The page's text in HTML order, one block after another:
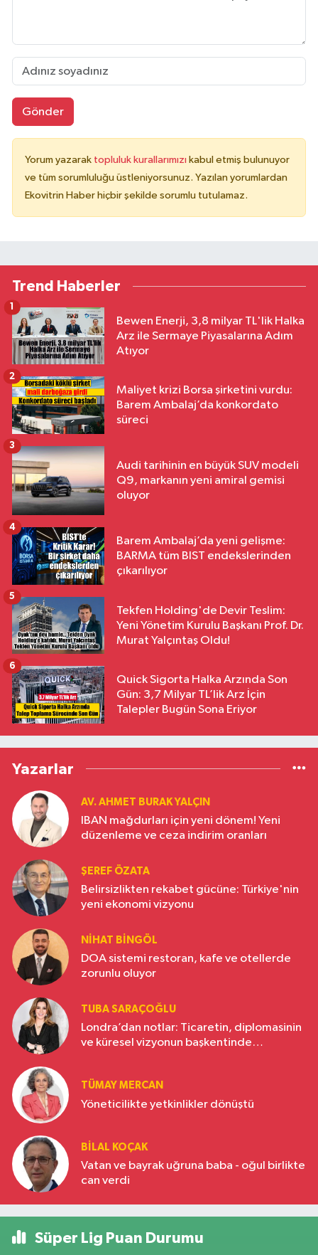
Gönder
Yorum yazarak topluluk kurallarımızı kabul etmiş bulunuyor
ve tüm sorumluluğu üstleniyorsunuz. Yazılan yorumlardan
Ekovitrin Haber hiçbir şekilde sorumlu tutulamaz.
Trend Haberler
Bewen Enerji, 3,8 milyar TL'lik Halka
Arz ile Sermaye Piyasalarına Adım
Atıyor
1
Maliyet krizi Borsa şirketini vurdu:
Barem Ambalaj’da konkordato
süreci
2
Audi tarihinin en büyük SUV modeli
Q9, markanın yeni amiral gemisi
oluyor
3
Barem Ambalaj’da yeni gelişme:
BARMA tüm BIST endekslerinden
çıkarılıyor
4
Tekfen Holding'de Devir Teslim:
Yeni Yönetim Kurulu Başkanı Prof. Dr.
Murat Yalçıntaş Oldu!
5
Quick Sigorta Halka Arzında Son
Gün: 3,7 Milyar TL’lik Arz İçin
Talepler Bugün Sona Eriyor
6
Yazarlar
AV. AHMET BURAK YALÇIN
IBAN mağdurları için yeni dönem! Yeni
düzenleme ve ceza indirim oranları
ŞEREF ÖZATA
Belirsizlikten rekabet gücüne: Türkiye'nin
yeni ekonomi vizyonu
NIHAT BINGÖL
DOA sistemi restoran, kafe ve otellerde
zorunlu oluyor
TUBA SARAÇOĞLU
Londra’dan notlar: Ticaretin, diplomasinin
ve küresel vizyonun başkentinde
TÜMAY MERCAN
Yöneticilikte yetkinlikler dönüştü
BILAL KOÇAK
Vatan ve bayrak uğruna baba - oğul birlikte
can verdi
Süper Lig Puan Durumu